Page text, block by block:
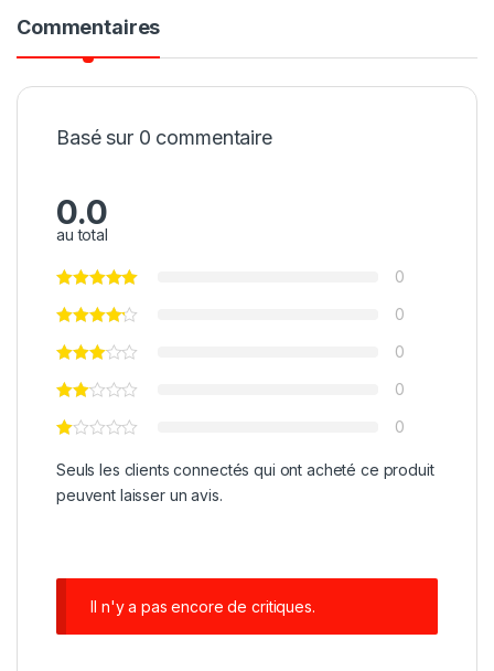
Commentaires
Basé sur 0 commentaire
0.0
au total
0
0
0
0
0
Seuls les clients connectés qui ont acheté ce produit
peuvent laisser un avis.
Il n'y a pas encore de critiques.